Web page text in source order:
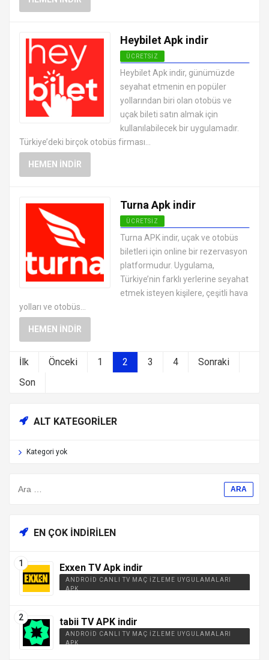
Heybilet Apk indir
ÜCRETSIZ
ANDROID TATIL VE SEYAHAT
UYGULAMALARI APK
Heybilet Apk indir, günümüzde
seyahat etmenin en popüler
yollarından biri olan otobüs ve
uçak bileti satın almak için
kullanılabilecek bir uygulamadır.
Türkiye’deki birçok otobüs firması...
HEMEN İNDIR
Turna Apk indir
ÜCRETSIZ
ANDROID TATIL VE SEYAHAT
UYGULAMALARI APK
Turna APK indir, uçak ve otobüs
biletleri için online bir rezervasyon
platformudur. Uygulama,
Türkiye’nin farklı yerlerine seyahat
etmek isteyen kişilere, çeşitli hava
yolları ve otobüs...
HEMEN İNDIR
İlk Önceki 1 2 3 4
Sonraki
Son
ALT KATEGORILER
Kategori yok
EN ÇOK İNDIRILEN
Exxen TV Apk indir
ANDROID CANLI TV MAÇ İZLEME UYGULAMALARI
APK
tabii TV APK indir
ANDROID CANLI TV MAÇ İZLEME UYGULAMALARI
APK